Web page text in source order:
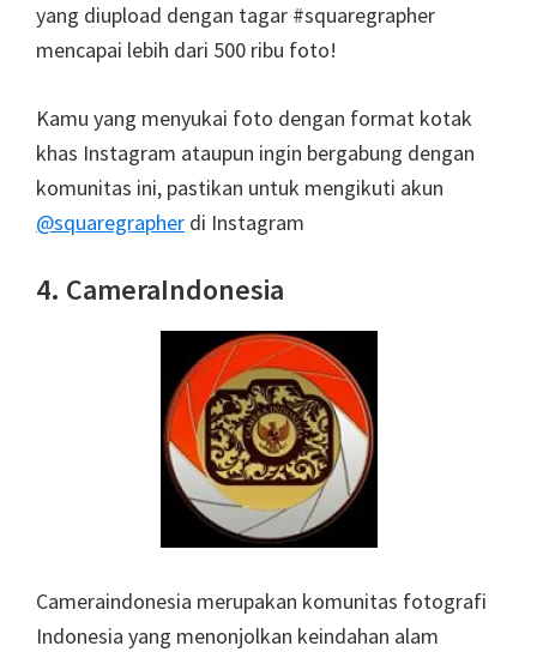
yang diupload dengan tagar #squaregrapher
mencapai lebih dari 500 ribu foto!
Kamu yang menyukai foto dengan format kotak
khas Instagram ataupun ingin bergabung dengan
komunitas ini, pastikan untuk mengikuti akun
@squaregrapher di Instagram
4. CameraIndonesia
Cameraindonesia merupakan komunitas fotografi
Indonesia yang menonjolkan keindahan alam